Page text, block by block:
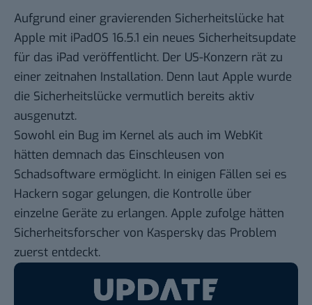
Aufgrund einer gravierenden Sicherheitslücke hat
Apple mit iPadOS 16.5.1 ein neues Sicherheitsupdate
für das iPad veröffentlicht. Der US-Konzern rät zu
einer zeitnahen Installation. Denn laut Apple wurde
die Sicherheitslücke vermutlich bereits aktiv
ausgenutzt.
Sowohl ein Bug im Kernel als auch im WebKit
hätten demnach das Einschleusen von
Schadsoftware ermöglicht. In einigen Fällen sei es
Hackern sogar gelungen, die Kontrolle über
einzelne Geräte zu erlangen. Apple zufolge hätten
Sicherheitsforscher von Kaspersky das Problem
zuerst entdeckt.